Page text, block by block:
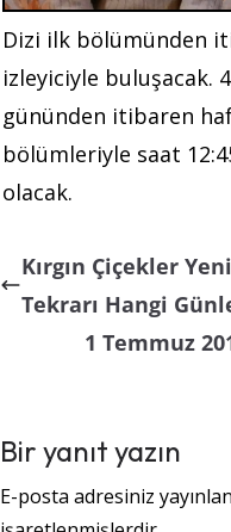
Dizi ilk bölümünden
izleyiciyle buluşacak.
gününden itibaren
bölümleriyle saat
olacak.
Kırgın Çiçekler
Tekrarı Hangi
1 Temmuz
Bir yanıt yazın
E-posta adresiniz